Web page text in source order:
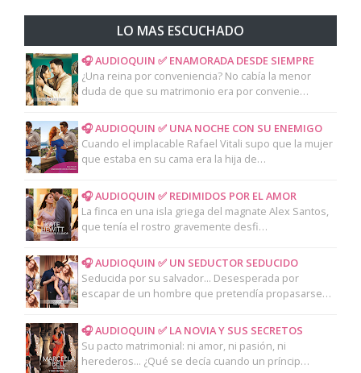
LO MAS ESCUCHADO
🎧 AUDIOQUIN ✅ ENAMORADA DESDE SIEMPRE
¿Una reina por conveniencia? No cabía la menor
duda de que su matrimonio era por convenie…
🎧 AUDIOQUIN ✅ UNA NOCHE CON SU ENEMIGO
Cuando el implacable Rafael Vitali supo que la mujer
que estaba en su cama era la hija de…
🎧 AUDIOQUIN ✅ REDIMIDOS POR EL AMOR
La finca en una isla griega del magnate Alex Santos,
que tenía el rostro gravemente desfi…
🎧 AUDIOQUIN ✅ UN SEDUCTOR SEDUCIDO
Seducida por su salvador... Desesperada por
escapar de un hombre que pretendía propasarse…
🎧 AUDIOQUIN ✅ LA NOVIA Y SUS SECRETOS
Su pacto matrimonial: ni amor, ni pasión, ni
herederos... ¿Qué se decía cuando un príncip…